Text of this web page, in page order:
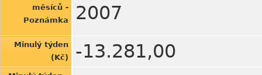
měsíců -
Poznámka
2007
Minulý týden
(Kč)
-13.281,00